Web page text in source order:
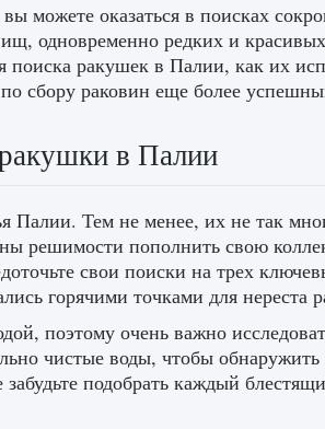
можете оказаться в поисках
одновременно редких и
ракушек в Палии, как их
сбору раковин еще более
в Палии
Тем не менее, их не так
решимости пополнить свою
свои поиски на трех
горячими точками для нереста
поэтому очень важно
чистые воды, чтобы
подобрать каждый